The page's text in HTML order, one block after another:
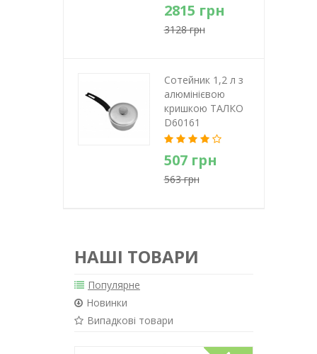
2815 грн
3128 грн
Сотейник 1,2 л з
алюмінієвою
кришкою ТАЛКО
D60161
507 грн
563 грн
НАШІ ТОВАРИ
Популярне
Новинки
Випадкові товари